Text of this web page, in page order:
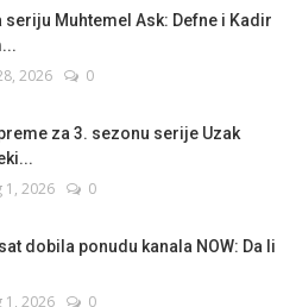
Muhtemel Ask: Defne i Kadir
2026 0
za 3. sezonu serije Uzak
1, 2026 0
dobila ponudu kanala NOW: Da li
1, 2026 0